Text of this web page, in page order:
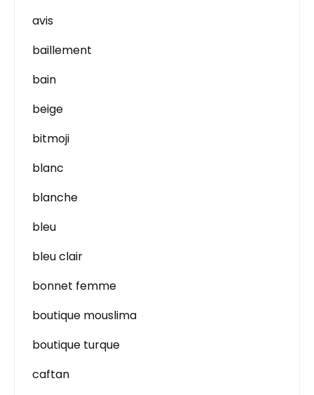
avis
baillement
bain
beige
bitmoji
blanc
blanche
bleu
bleu clair
bonnet femme
boutique mouslima
boutique turque
caftan